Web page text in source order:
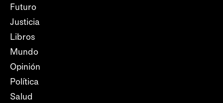
Futuro
Justicia
Libros
Mundo
Opinión
Política
Salud